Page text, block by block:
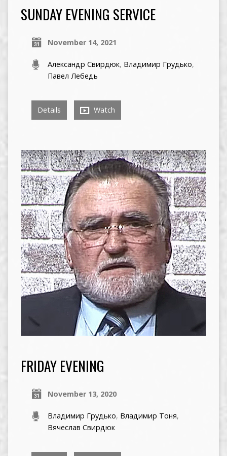
SUNDAY EVENING SERVICE
November 14, 2021
Александр Свирдюк, Владимир Грудько,
Павел Лебедь
Details Watch
FRIDAY EVENING
November 13, 2020
Владимир Грудько, Владимир Тоня,
Вячеслав Свирдюк